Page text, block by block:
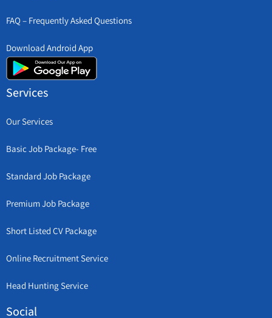
FAQ – Frequently Asked Questions
Download Android App
Services
Our Services
Basic Job Package- Free
Standard Job Package
Premium Job Package
Short Listed CV Package
Online Recruitment Service
Head Hunting Service
Social